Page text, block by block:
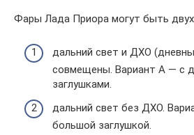
Фары Лада Приора могут быть
дальний свет и ДХО
совмещены. Вариант А — с
заглушками.
дальний свет без ДХО.
большой заглушкой.